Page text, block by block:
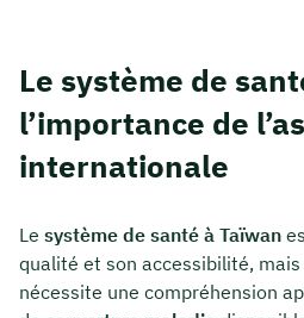
Le système de
l’importance de
internationale
Le système de santé à Taïwan
qualité et son accessibilité, mais
nécessite une compréhension